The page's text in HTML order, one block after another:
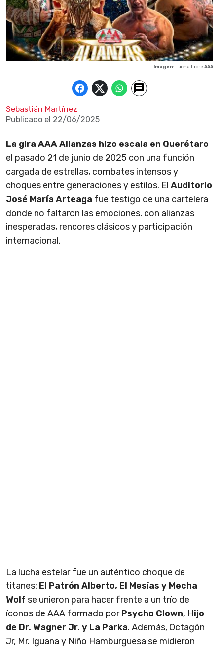
Imagen: Lucha Libre AAA
Sebastián Martínez
Publicado el 22/06/2025
La gira AAA Alianzas hizo escala en Querétaro
el pasado 21 de junio de 2025 con una función
cargada de estrellas, combates intensos y
choques entre generaciones y estilos. El Auditorio
José María Arteaga fue testigo de una cartelera
donde no faltaron las emociones, con alianzas
inesperadas, rencores clásicos y participación
internacional.
La lucha estelar fue un auténtico choque de
titanes: El Patrón Alberto, El Mesías y Mecha
Wolf se unieron para hacer frente a un trío de
íconos de AAA formado porPsycho Clown, Hijo
de Dr. Wagner Jr. y La Parka. Además, Octagón
Jr, Mr. Iguana y Niño Hamburguesa se midieron